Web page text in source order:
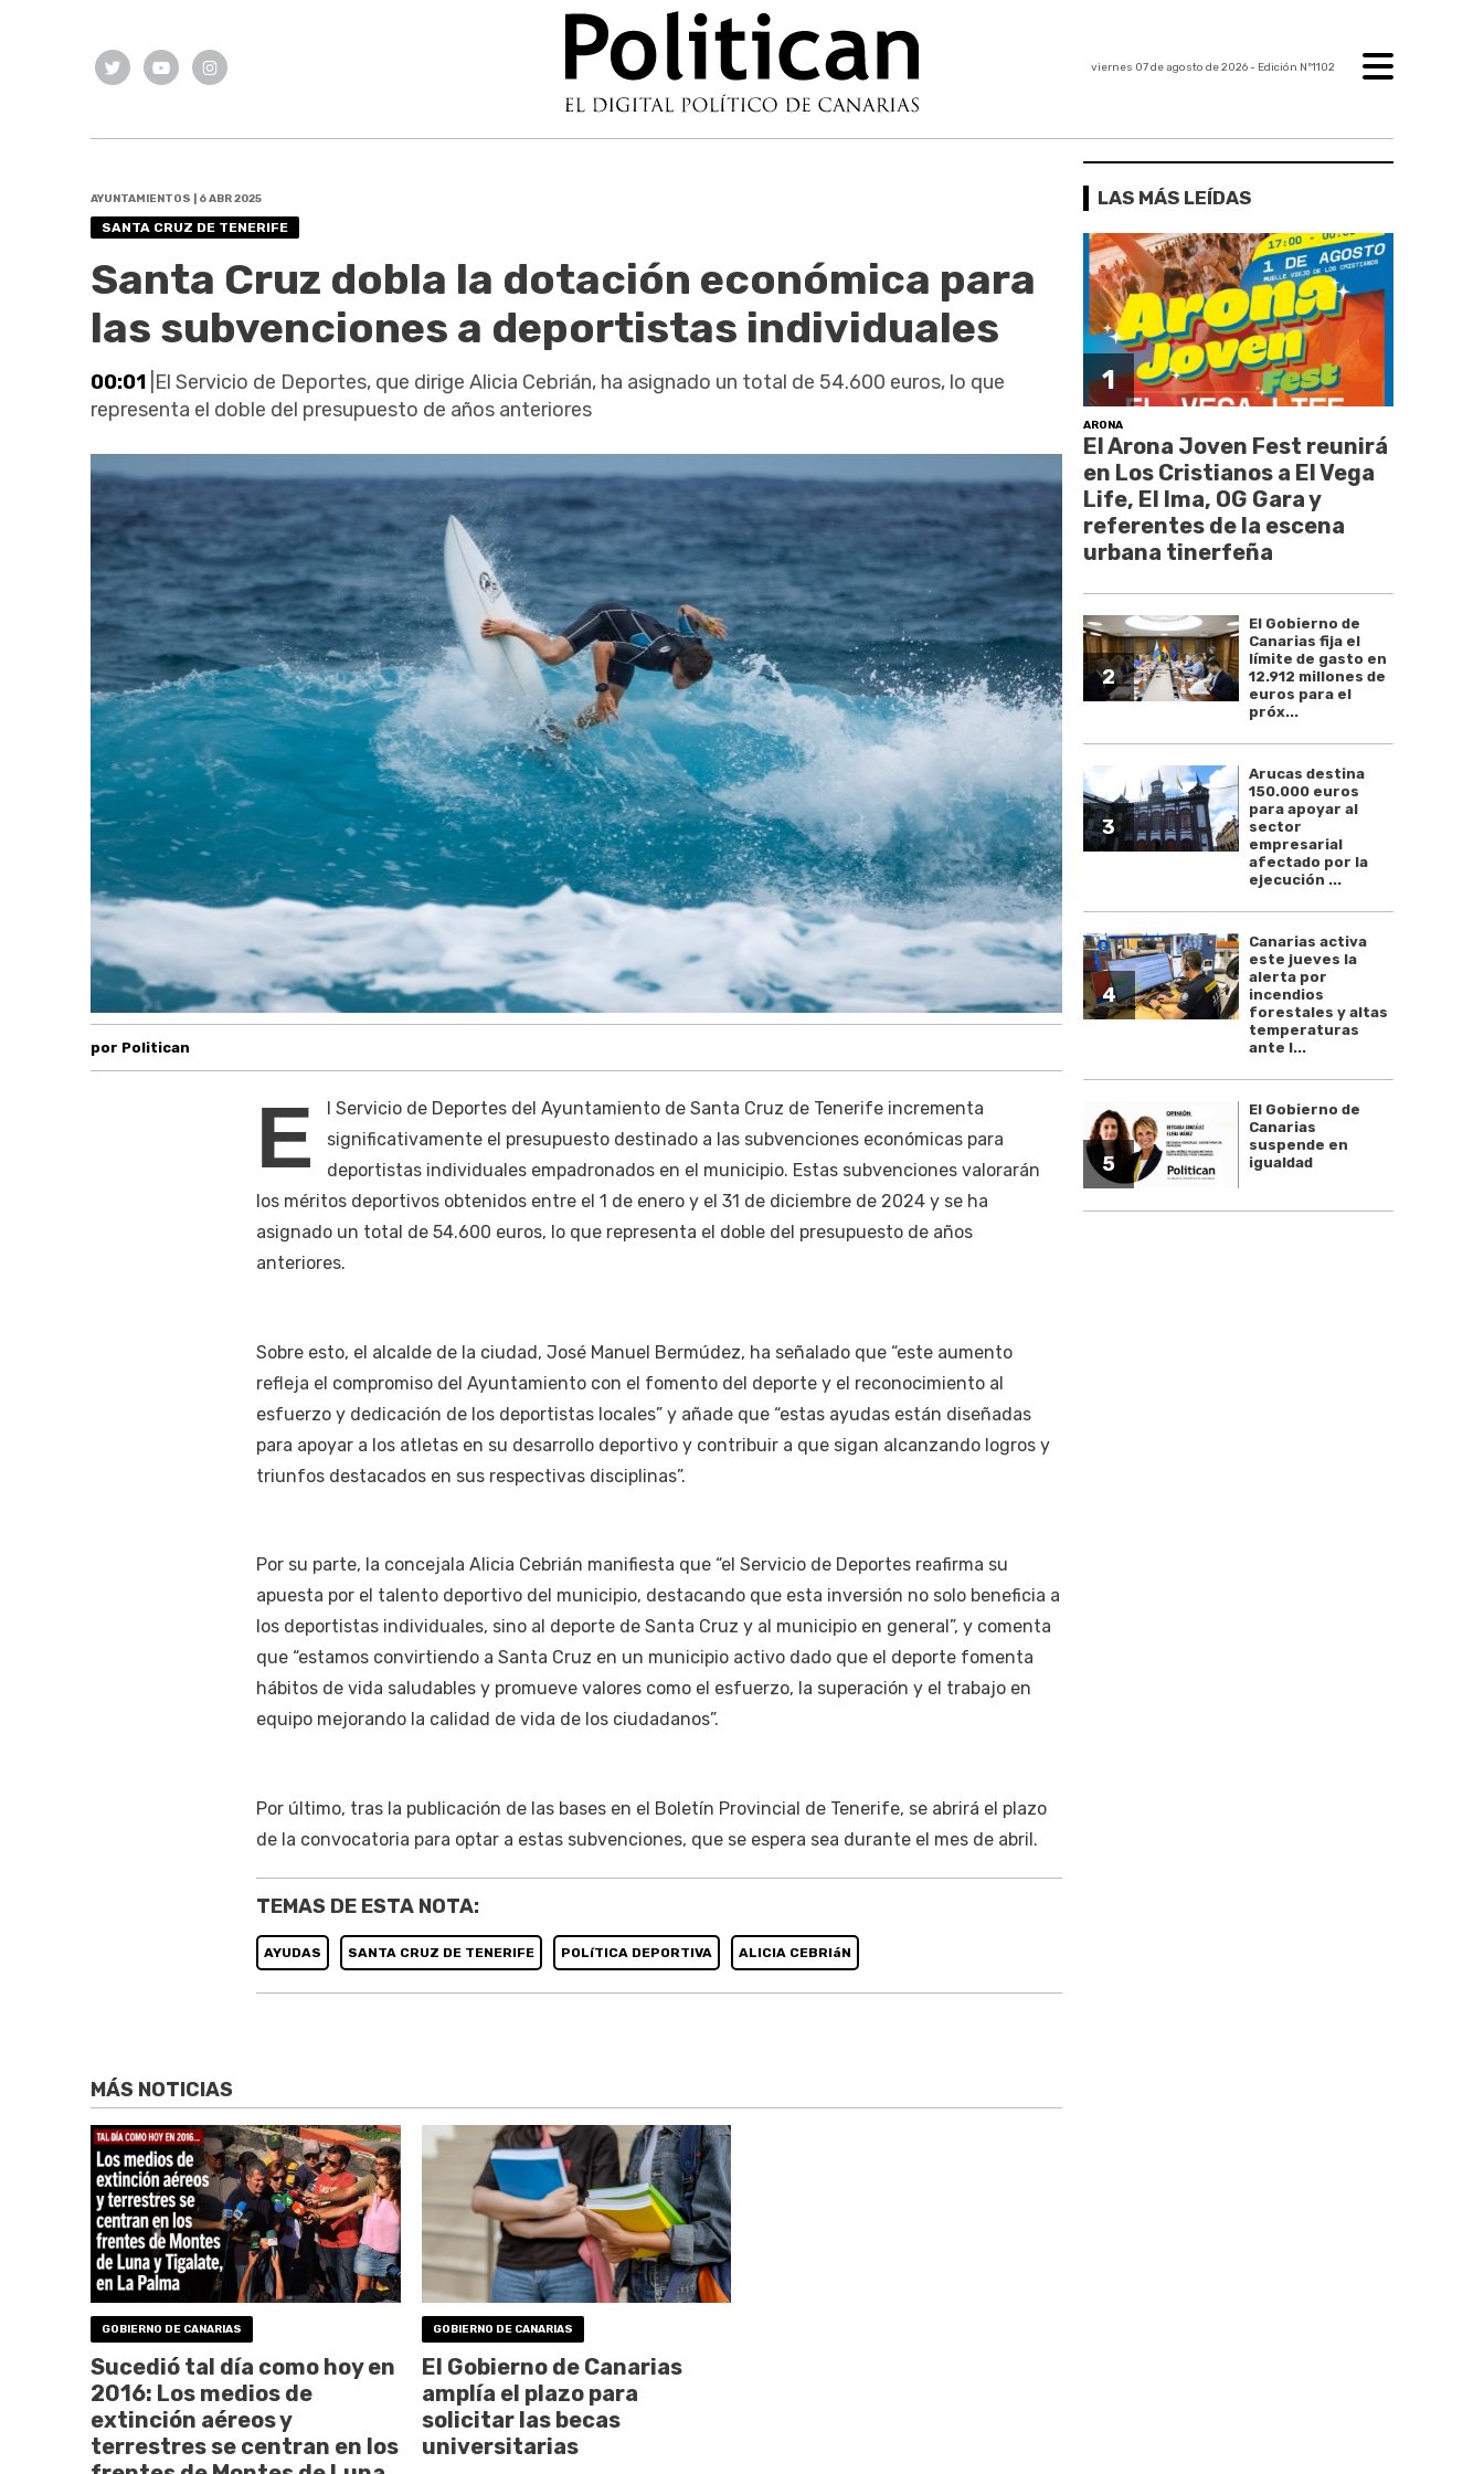
viernes 07 de agosto de 2026- Edición Nº1102
AYUNTAMIENTOS | 6 ABR 2025
SANTA CRUZ DE TENERIFE
Santa Cruz dobla la dotación económica para
las subvenciones a deportistas individuales
00:01 |El Servicio de Deportes, que dirige Alicia Cebrián, ha asignado un total de 54.600 euros, lo que
representa el doble del presupuesto de años anteriores
por Politican
E
l Servicio de Deportes del Ayuntamiento de Santa Cruz de Tenerife incrementa
significativamente el presupuesto destinado a las subvenciones económicas para
deportistas individuales empadronados en el municipio. Estas subvenciones valorarán
los méritos deportivos obtenidos entre el 1 de enero y el 31 de diciembre de 2024 y se ha
asignado un total de 54.600 euros, lo que representa el doble del presupuesto de años
anteriores.
Sobre esto, el alcalde de la ciudad, José Manuel Bermúdez, ha señalado que “este aumento
refleja el compromiso del Ayuntamiento con el fomento del deporte y el reconocimiento al
esfuerzo y dedicación de los deportistas locales” y añade que “estas ayudas están diseñadas
para apoyar a los atletas en su desarrollo deportivo y contribuir a que sigan alcanzando logros y
triunfos destacados en sus respectivas disciplinas”.
Por su parte, la concejala Alicia Cebrián manifiesta que “el Servicio de Deportes reafirma su
apuesta por el talento deportivo del municipio, destacando que esta inversión no solo beneficia a
los deportistas individuales, sino al deporte de Santa Cruz y al municipio en general”, y comenta
que “estamos convirtiendo a Santa Cruz en un municipio activo dado que el deporte fomenta
hábitos de vida saludables y promueve valores como el esfuerzo, la superación y el trabajo en
equipo mejorando la calidad de vida de los ciudadanos”.
Por último, tras la publicación de las bases en el Boletín Provincial de Tenerife, se abrirá el plazo
de la convocatoria para optar a estas subvenciones, que se espera sea durante el mes de abril.
TEMAS DE ESTA NOTA:
AYUDAS SANTA CRUZ DE TENERIFE POLíTICA DEPORTIVA ALICIA CEBRIáN
MÁS NOTICIAS
GOBIERNO DE CANARIAS
Sucedió tal día como hoy en
2016: Los medios de
extinción aéreos y
terrestres se centran en los
GOBIERNO DE CANARIAS
El Gobierno de Canarias
amplía el plazo para
solicitar las becas
universitarias
LAS MÁS LEÍDAS
1
ARONA
El Arona Joven Fest reunirá
en Los Cristianos a El Vega
Life, El Ima, OG Gara y
referentes de la escena
urbana tinerfeña
2
El Gobierno de
Canarias fija el
límite de gasto en
12.912 millones de
euros para el
próx...
3
Arucas destina
150.000 euros
para apoyar al
sector
empresarial
afectado por la
ejecución ...
4
Canarias activa
este jueves la
alerta por
incendios
forestales y altas
temperaturas
ante l...
5
El Gobierno de
Canarias
suspende en
igualdad